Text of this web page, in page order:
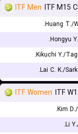
ITF Men ITF M15
Huang T./
Hongyu
Kikuchi Y./
Lai C. K./
ITF Women ITF
Kim
Li